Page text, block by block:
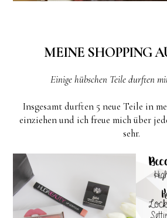
MEINE SHOPPING
Einige hübschen Teile durften
Insgesamt durften 5 neue Teile in
einziehen und ich freue mich über
sehr.